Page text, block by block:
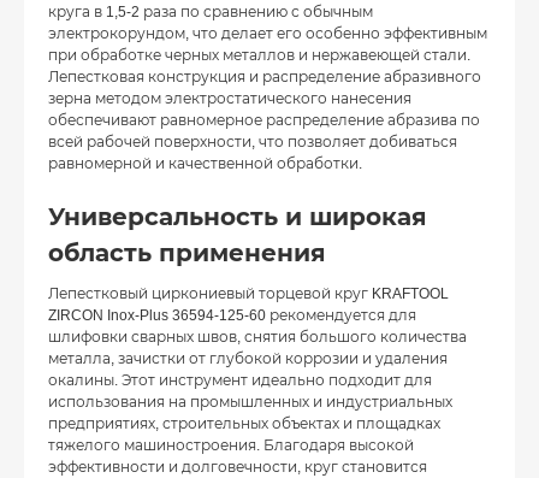
круга в 1,5-2 раза по сравнению с обычным
электрокорундом, что делает его особенно эффективным
при обработке черных металлов и нержавеющей стали.
Лепестковая конструкция и распределение абразивного
зерна методом электростатического нанесения
обеспечивают равномерное распределение абразива по
всей рабочей поверхности, что позволяет добиваться
равномерной и качественной обработки.
Универсальность и широкая
область применения
Лепестковый циркониевый торцевой круг KRAFTOOL
ZIRCON Inox-Plus 36594-125-60 рекомендуется для
шлифовки сварных швов, снятия большого количества
металла, зачистки от глубокой коррозии и удаления
окалины. Этот инструмент идеально подходит для
использования на промышленных и индустриальных
предприятиях, строительных объектах и площадках
тяжелого машиностроения. Благодаря высокой
эффективности и долговечности, круг становится